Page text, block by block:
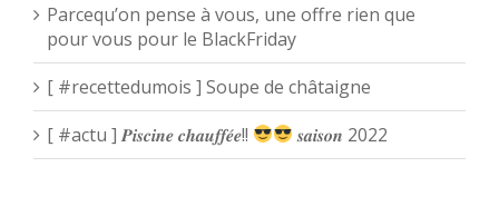
Parcequ’on pense à vous, une offre rien que
pour vous pour le BlackFriday
[ #recettedumois ] Soupe de châtaigne
[ #actu ] 𝑷𝒊𝒔𝒄𝒊𝒏𝒆 𝒄𝒉𝒂𝒖𝒇𝒇𝒆́𝒆!!
𝒔𝒂𝒊𝒔𝒐𝒏 2022